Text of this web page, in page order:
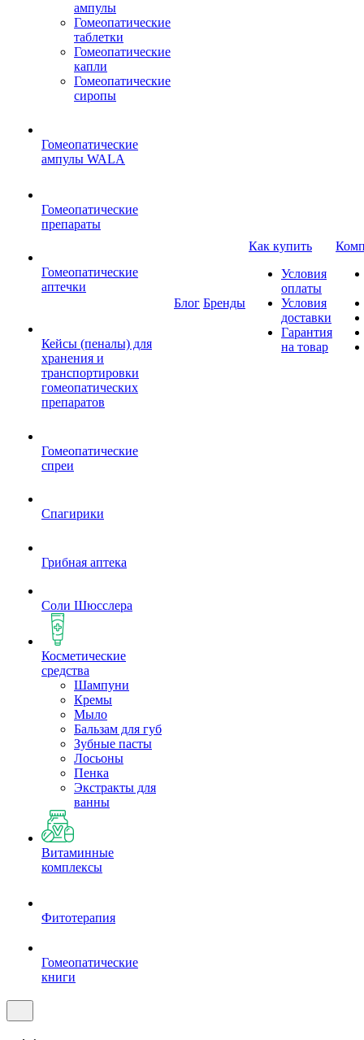
ампулы
Гомеопатические
таблетки
Гомеопатические
капли
Гомеопатические
сиропы
Гомеопатические
ампулы WALA
Гомеопатические
препараты
Гомеопатические
аптечки
Кейсы (пеналы) для
хранения и
транспортировки
гомеопатических
препаратов
Гомеопатические
спреи
Спагирики
Грибная аптека
Соли Шюсслера
Косметические
средства
Шампуни
Кремы
Мыло
Бальзам для губ
Зубные пасты
Лосьоны
Пенка
Экстракты для
ванны
Витаминные
комплексы
Фитотерапия
Гомеопатические
книги
Блог Бренды
Как купить
Условия
оплаты
Условия
доставки
Гарантия
на товар